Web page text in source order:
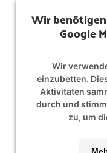
Wir
Google
Wir
einzubetten.
Aktivitäten
durch und
zu, um